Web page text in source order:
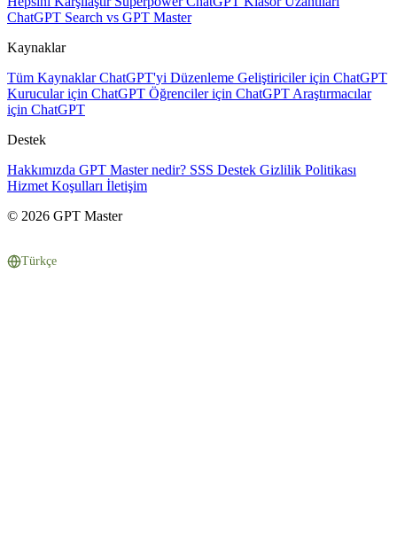
ChatGPT Search vs GPT Master
Kaynaklar
Tüm KaynaklarChatGPT'yi Düzenleme Geliştiriciler için ChatGPT
Kurucular için ChatGPT Öğrenciler için ChatGPT Araştırmacılar
için ChatGPT
Destek
Hakkımızda GPT Master nedir? SSS Destek Gizlilik Politikası
Hizmet Koşulları İletişim
© 2026 GPT Master
Türkçe